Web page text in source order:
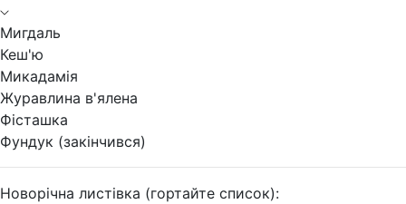
Мигдаль
Кеш'ю
Микадамія
Журавлина в'ялена
Фісташка
Фундук (закінчився)
Новорічна листівка (гортайте список):